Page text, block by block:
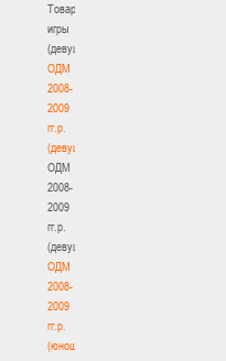
Товарищеские
игры
(девушки)
ОДМ
2008-
2009
гг.р.
(девушки)
ОДМ
2008-
2009
гг.р.
(девушки)
ОДМ
2008-
2009
гг.р.
(юноши)